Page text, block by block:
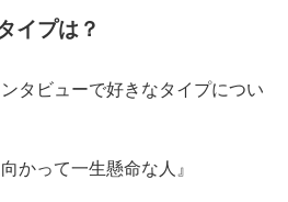
イプは？
タビューで好きなタイプについ
向かって一生懸命な人』